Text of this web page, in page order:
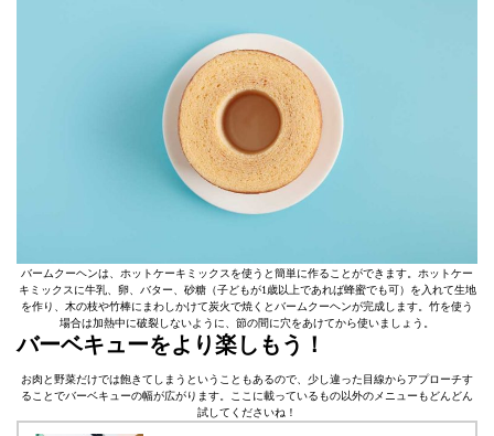
バームクーヘンは、ホットケーキミックスを使うと簡単に作ることができます。ホットケー
キミックスに牛乳、卵、バター、砂糖（子どもが1歳以上であれば蜂蜜でも可）を入れて生地
を作り、木の枝や竹棒にまわしかけて炭火で焼くとバームクーヘンが完成します。竹を使う
場合は加熱中に破裂しないように、節の間に穴をあけてから使いましょう。
バーベキューをより楽しもう！
お肉と野菜だけでは飽きてしまうということもあるので、少し違った目線からアプローチす
ることでバーベキューの幅が広がります。ここに載っているもの以外のメニューもどんどん
試してくださいね！